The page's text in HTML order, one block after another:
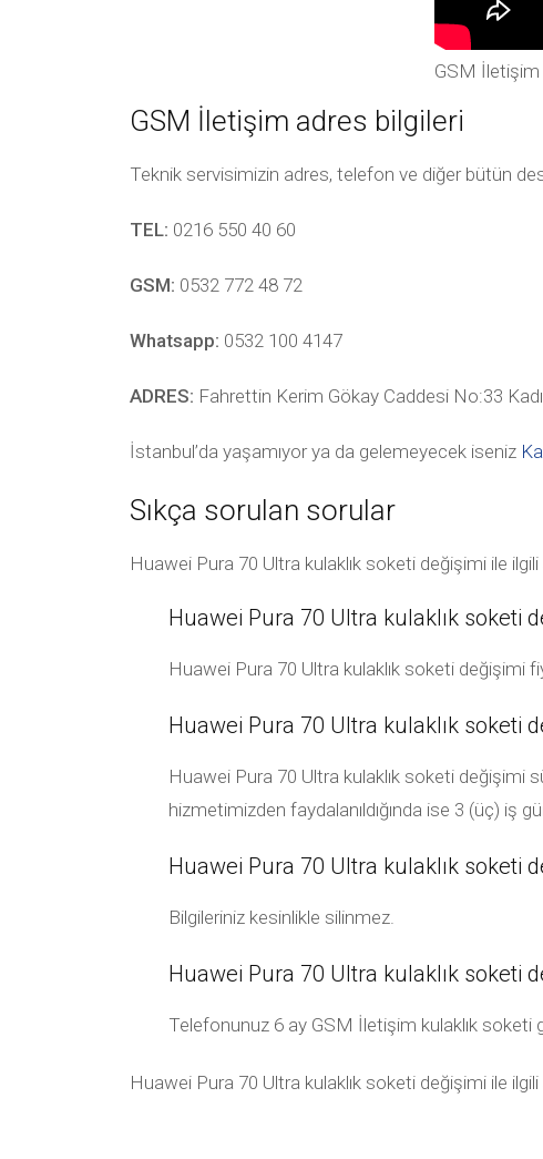
GSM İletişim
GSM İletişim adres bilgileri
Teknik servisimizin adres, telefon ve diğer bütün
TEL: 0216 550 40 60
GSM: 0532 772 48 72
Whatsapp: 0532 100 4147
ADRES: Fahrettin Kerim Gökay Caddesi No:33
İstanbul’da yaşamıyor ya da gelemeyecek iseniz
Sıkça sorulan sorular
Huawei Pura 70 Ultra kulaklık soketi değişimi ile
Huawei Pura 70 Ultra kulaklık soketi
Huawei Pura 70 Ultra kulaklık soketi değişimi
Huawei Pura 70 Ultra kulaklık soketi
Huawei Pura 70 Ultra kulaklık soketi değişimi
hizmetimizden faydalanıldığında ise 3 (üç) iş
Huawei Pura 70 Ultra kulaklık soketi
Bilgileriniz kesinlikle silinmez.
Huawei Pura 70 Ultra kulaklık soketi
Telefonunuz 6 ay GSM İletişim kulaklık soketi
Huawei Pura 70 Ultra kulaklık soketi değişimi ile